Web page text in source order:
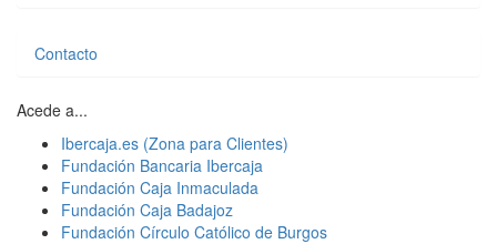
Contacto
Acede a...
Ibercaja.es (Zona para Clientes)
Fundación Bancaria Ibercaja
Fundación Caja Inmaculada
Fundación Caja Badajoz
Fundación Círculo Católico de Burgos